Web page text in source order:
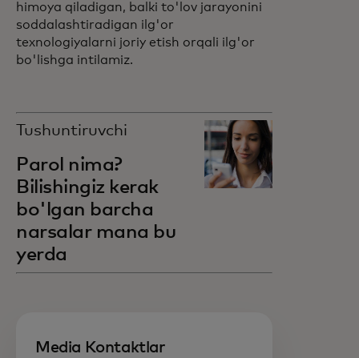
himoya qiladigan, balki to'lov jarayonini
soddalashtiradigan ilg'or
texnologiyalarni joriy etish orqali ilg'or
bo'lishga intilamiz.
Tushuntiruvchi
Parol nima?
Bilishingiz kerak
bo'lgan barcha
narsalar mana bu
yerda
Media Kontaktlar